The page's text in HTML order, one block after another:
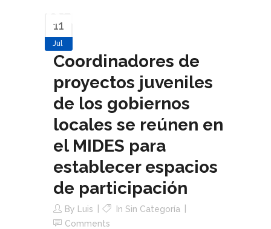
participación
11
Jul
Coordinadores de
proyectos juveniles
de los gobiernos
locales se reúnen en
el MIDES para
establecer espacios
de participación
By Luis
In Sin Categoría
Comments